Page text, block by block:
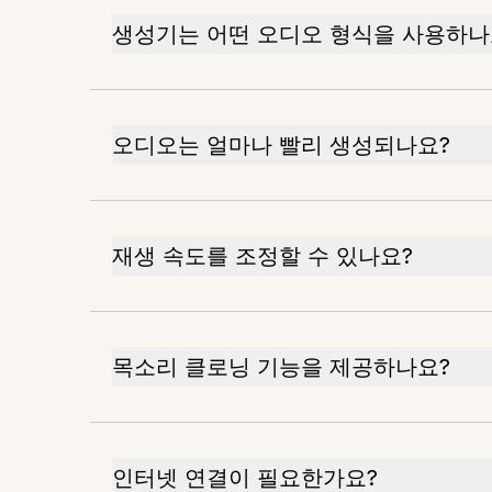
생성기는 어떤 오디오 형식을 사용하
오디오는 얼마나 빨리 생성되나요?
재생 속도를 조정할 수 있나요?
목소리 클로닝 기능을 제공하나요?
인터넷 연결이 필요한가요?